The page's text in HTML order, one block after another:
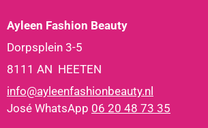
Ayleen Fashion Beauty
Dorpsplein 3-5
8111 AN HEETEN
info@ayleenfashionbeauty.nl
José WhatsApp 06 20 48 73 35